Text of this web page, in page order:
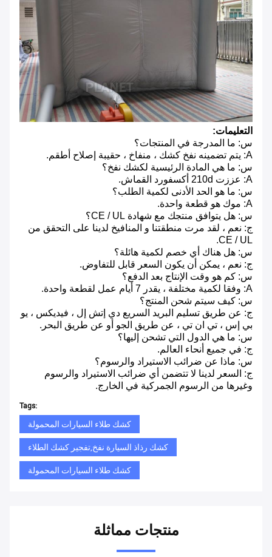
التعليمات:
س: ما المدرجة في المنتجات؟
A: يتم تضمينه نفخ كشك ، منفاخ ، حقيبة إصلاح أطقم.
س: ما هي المادة الرئيسية لكشك نفخ؟
A: عززت 210d أكسفورد القماش.
س: ما هو الحد الأدنى لكمية الطلب؟
A: موك هو قطعة واحدة.
س: هل يتوافق منتجك مع شهادة CE / UL؟
ج: نعم ، لقد مرت منطقتنا و المنافيخ لدينا على التحقق من
CE / UL.
س: هل هناك أي خصم لكمية هائلة؟
ج: نعم ، يمكن أن يكون السعر قابل للتفاوض.
س: كم هو وقت الإنتاج بعد الدفع؟
A: وفقا لكمية مختلفة ، يقدر 7 أيام عمل لقطعة واحدة.
س: كيف سيتم شحن المنتج؟
ج: عن طريق تسليم البريد السريع دي إتش إل ، فيديكس ، يو
بي إس ، تي ان تي ، عن طريق الجو أو عن طريق البحر.
س: ما هي الدول التي تشحن إليها؟
ج: في جميع أنحاء العالم.
س: ماذا عن ضرائب الاستيراد والرسوم؟
ج: السعر لدينا لا تتضمن أي ضرائب الاستيراد والرسوم
وغيرها من الرسوم الجمركية في الخارج.
Tags:
كشك طلاء السيارات المحمولة
كشك رذاذ السيارة نفخ,تفجير كشك الطلاء
كشك طلاء السيارات المحمولة
منتجات مماثلة